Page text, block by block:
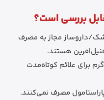
بررسی است؟
داروساز مجاز به مصرف
هستند.
برای علائم کوتاه‌مدت
مصرف نمی‌کنند.